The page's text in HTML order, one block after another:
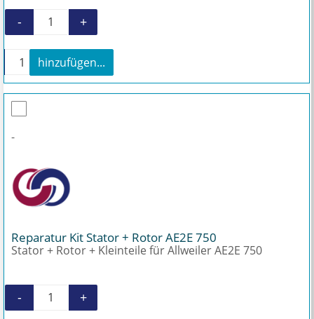
Gleitringdichtung für Allweiler AE2E 750 Menge
- +
Gleitringdichtung für Allweiler AE2E 750 Menge
+
hinzufügen...
-
Reparatur Kit Stator + Rotor AE2E 750
Stator + Rotor + Kleinteile für Allweiler AE2E 750
Reparatur Kit Stator + Rotor AE2E 750 Menge
- +